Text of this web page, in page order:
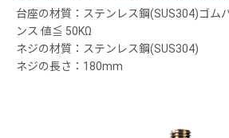
台座の材質：ステンレス鋼(SUS304)ゴム
ンス 値≦ 50KΩ
ネジの材質：ステンレス鋼(SUS304)
ネジの長さ：180mm